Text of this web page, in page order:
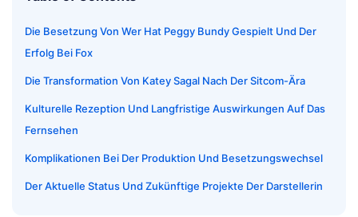
Die Besetzung Von Wer Hat Peggy Bundy Gespielt Und Der
Erfolg Bei Fox
Die Transformation Von Katey Sagal Nach Der Sitcom-Ära
Kulturelle Rezeption Und Langfristige Auswirkungen Auf Das
Fernsehen
Komplikationen Bei Der Produktion Und Besetzungswechsel
Der Aktuelle Status Und Zukünftige Projekte Der Darstellerin